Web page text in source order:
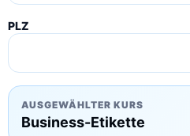
PLZ
AUSGEWÄHLTER KURS
Business-Etikette